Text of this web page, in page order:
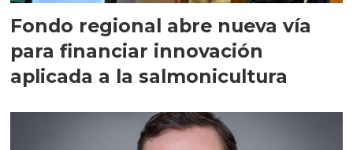
Fondo regional abre nueva vía
para financiar innovación
aplicada a la salmonicultura